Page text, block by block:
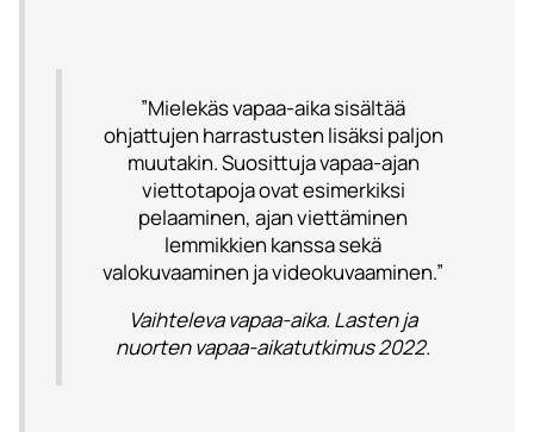
”Mielekäs vapaa-aika sisältää
ohjattujen harrastusten lisäksi paljon
muutakin. Suosittuja vapaa-ajan
viettotapoja ovat esimerkiksi
pelaaminen, ajan viettäminen
lemmikkien kanssa sekä
valokuvaaminen ja videokuvaaminen.”
Vaihteleva vapaa-aika. Lasten ja
nuorten vapaa-aikatutkimus 2022.